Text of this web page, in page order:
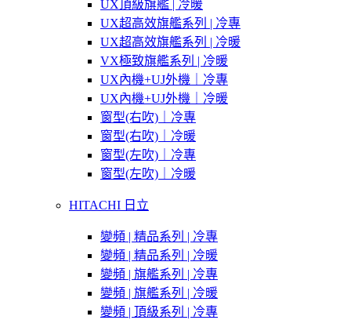
UX頂級旗艦 | 冷暖
UX超高效旗艦系列 | 冷專
UX超高效旗艦系列 | 冷暖
VX極致旗艦系列 | 冷暖
UX內機+UJ外機｜冷專
UX內機+UJ外機｜冷暖
窗型(右吹)｜冷專
窗型(右吹)｜冷暖
窗型(左吹)｜冷專
窗型(左吹)｜冷暖
HITACHI 日立
變頻 | 精品系列 | 冷專
變頻 | 精品系列 | 冷暖
變頻 | 旗艦系列 | 冷專
變頻 | 旗艦系列 | 冷暖
變頻 | 頂級系列 | 冷專